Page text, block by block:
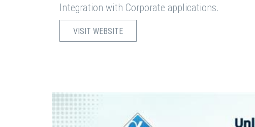
Integration with Corporate applications.
VISIT WEBSITE